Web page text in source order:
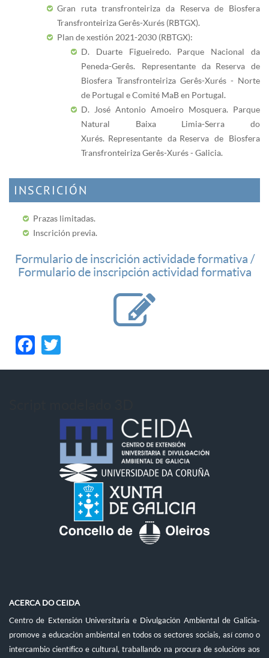
Gran ruta transfronteiriza da Reserva de Biosfera
Transfronteiriza Gerês-Xurés (RBTGX).
Plan de xestión 2021-2030 (RBTGX):
D. Duarte Figueiredo. Parque Nacional da
Peneda-Gerês. Representante da Reserva de
Biosfera Transfronteiriza Gerês-Xurés - Norte
de Portugal e Comité MaB en Portugal.
D. José Antonio Amoeiro Mosquera. Parque
Natural Baixa Limia-Serra do
Xurés. Representante da Reserva de Biosfera
Transfronteiriza Gerês-Xurés - Galicia.
INSCRICIÓN
Prazas limitadas.
Inscrición previa.
Formulario de inscrición actividade formativa /
Formulario de inscripción actividad formativa
Facebook
ACERCA DO CEIDA
Centro de Extensión Universitaria e Divulgación Ambiental de Galicia-
promove a educación ambiental en todos os sectores sociais, así como o
intercambio científico e cultural, traballando na procura de solucións aos